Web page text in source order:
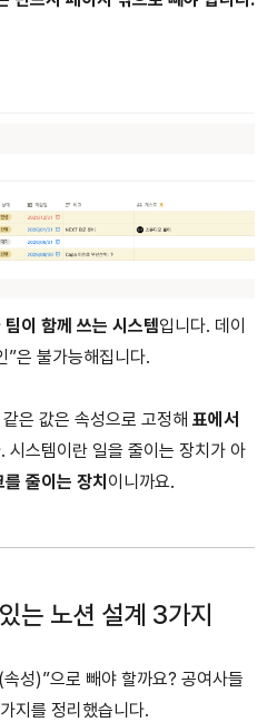
팀이 함께 쓰는 시스템입니다. 데이
”은 불가능해집니다.
은 값은 속성으로 고정해 표에서
시스템이란 일을 줄이는 장치가 아
줄이는 장치 이니까요.
는 노션 설계 3가지
성)”으로 빼야 할까요? 공여사들
지를 정리했습니다.